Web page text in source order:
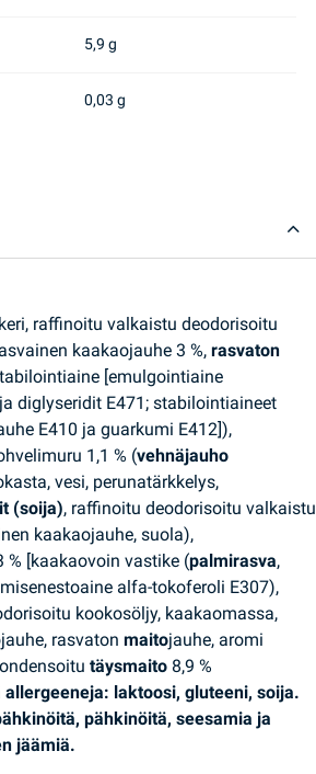
5,9 g
0,03 g
raffinoitu valkaistu deodorisoitu
kaakaojauhe 3 %, rasvaton
[emulgointiaine
diglyseridit E471; stabilointiaineet
E410 ja guarkumi E412]),
1,1 % (vehnäjauho
vesi, perunatärkkelys,
(soija), raffinoitu deodorisoitu valkaistu
kaakaojauhe, suola),
% [kaakaovoin vastike (palmirasva,
alfa-tokoferoli E307),
kookosöljy, kaakaomassa,
rasvaton maitojauhe, aromi
täysmaito 8,9 %
allergeeneja: laktoosi, gluteeni, soija.
pähkinöitä, seesamia ja
jäämiä.